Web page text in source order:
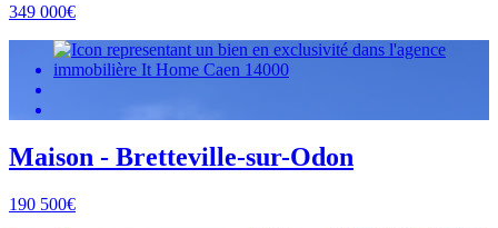
349 000€
Maison - Bretteville-sur-Odon
190 500€